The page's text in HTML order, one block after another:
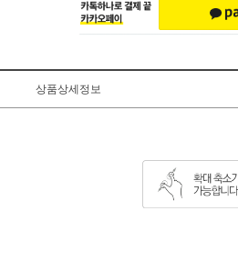
상품상세정보